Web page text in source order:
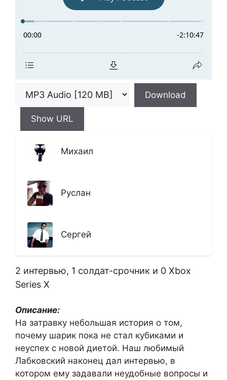
Download
Show URL
Михаил
Руслан
Сергей
2 интервью, 1 солдат-срочник и 0 Xbox
Series X
Описание:
На затравку небольшая история о том,
почему шарик пока не стал кубиками и
неуспех с новой диетой. Наш любимый
Лабковский наконец дал интервью, в
котором ему задавали неудобные вопросы и